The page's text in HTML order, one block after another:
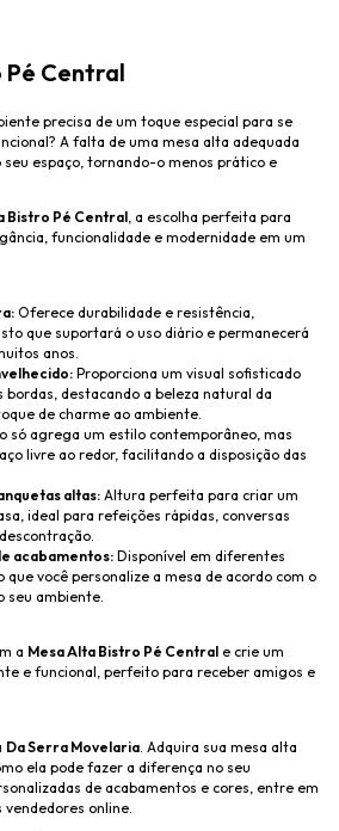
Pé Central
precisa de um toque especial para se
A falta de uma mesa alta adequada
espaço, tornando-o menos prático e
Bistro Pé Central , a escolha perfeita para
funcionalidade e modernidade em um
Oferece durabilidade e resistência,
que suportará o uso diário e permanecerá
anos.
Proporciona um visual sofisticado
bordas, destacando a beleza natural da
de charme ao ambiente.
só agrega um estilo contemporâneo, mas
livre ao redor, facilitando a disposição das
altas: Altura perfeita para criar um
ideal para refeições rápidas, conversas
acabamentos: Disponível em diferentes
você personalize a mesa de acordo com o
seu ambiente.
a Mesa Alta Bistro Pé Central e crie um
e funcional, perfeito para receber amigos e
Da Serra Movelaria . Adquira sua mesa alta
ela pode fazer a diferença no seu
de acabamentos e cores, entre em
online.